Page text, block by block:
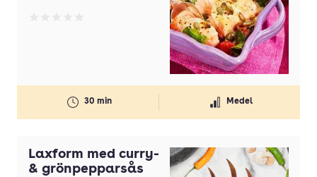
30 min Medel
Laxform med curry-
& grönpepparsås